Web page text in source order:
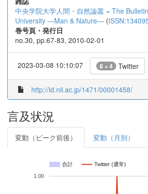
中央学院大学人間・自然論叢 = The
University ―Man & Nature― (
巻号頁・発行日
no.30, pp.67-83, 2010-02-01
2023-03-08 10:10:07 8 + 4 Twitter
http://id.nii.ac.jp/1471/00001458/
言及状況
変動（ピーク前後） 変動（月別）
合計 Twitter (通常)
1.00